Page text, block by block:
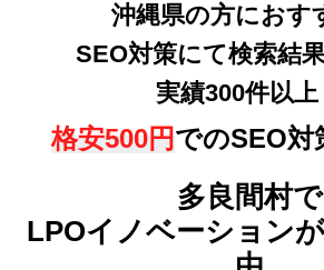
沖縄県の方におす
SEO対策にて検索結
実績300件以上
格安500円でのSEO対
多良間村で
LPOイノベーション